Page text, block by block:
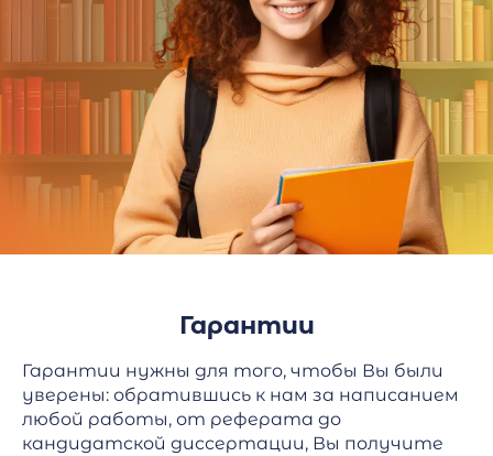
Гарантии
Гарантии нужны для того, чтобы Вы были
уверены: обратившись к нам за написанием
любой работы, от реферата до
кандидатской диссертации, Вы получите